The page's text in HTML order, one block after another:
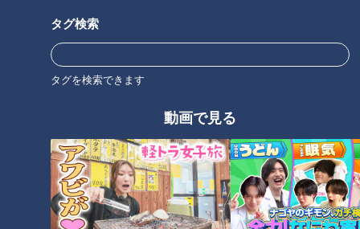
タグ検索
タグを検索できます
動画で見る
「サンデードラゴンズ」より大島洋平選手(C)CBCテレビ